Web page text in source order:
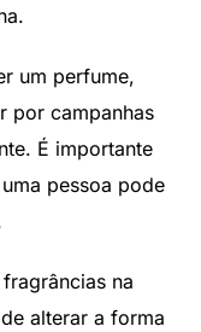
um perfume,
por campanhas
É importante
pessoa pode
na
alterar a forma